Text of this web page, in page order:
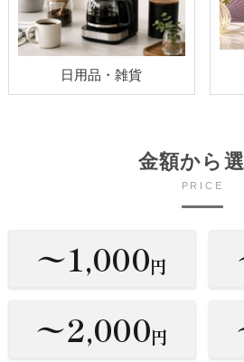
日用品・雑貨
金額から
PRICE
〜1,000円
〜2,000円